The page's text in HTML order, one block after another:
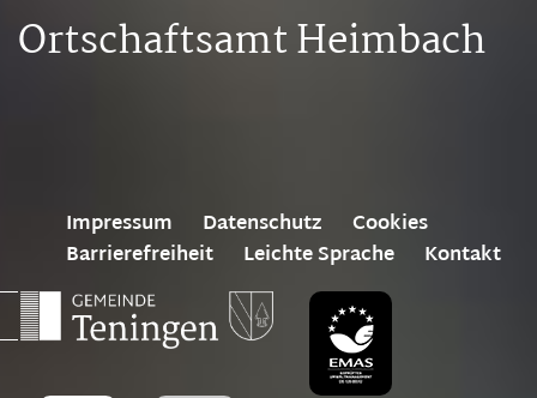
Ortschaftsamt Heimbach
Impressum Datenschutz
Cookies
Barrierefreiheit
Leichte Sprache Kontakt